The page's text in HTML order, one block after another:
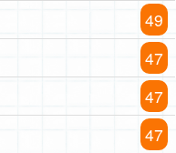
49
47
47
47